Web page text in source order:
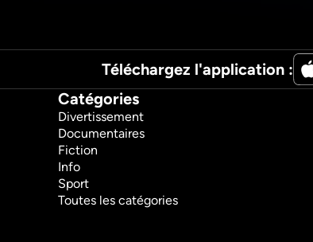
1h19mVF
Regarder
55mVF
Regarder
Téléchargez l'application :
Catégories
Divertissement
Documentaires
Fiction
Info
Sport
Toutes les catégories